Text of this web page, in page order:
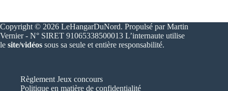
Copyright © 2026 LeHangarDuNord. Propulsé par Martin
Vernier - N° SIRET 91065338500013 L’internaute utilise
le site/vidéos sous sa seule et entière responsabilité.
Règlement Jeux concours
Politique en matière de confidentialité